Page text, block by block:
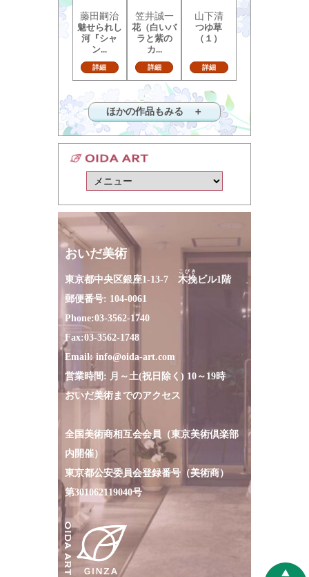
藤田嗣治
魅せられし
河『シャ
ン...
詳細
笠井誠一
花（白いバ
ラと紫の
カ...
詳細
山下清
つゆ草
（１）
詳細
ほかの作品もみる ＋
おいだ美術
東京都中央区銀座1-13-7 木挽
こびき
ビル1階
郵便番号: 104-0061
Phone:03-3562-1740
Fax:03-3562-1748
Email: info@oida-art.com
営業時間: 月～土(祝日除く) 10～19時
おいだ美術までのアクセス
全国美術商相互会会員（東京美術倶楽部
内開催）
東京都公安委員会登録番号（美術商）
第301062119040号